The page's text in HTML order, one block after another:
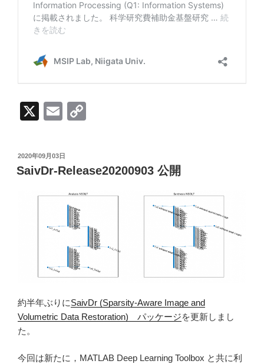
X
E
ail
y
k
投
稿
日:
2020年09月03日
SaivDr-Release20200903 公開
約半年ぶりにSaivDr (Sparsity-Aware Image and
Volumetric Data Restoration) パッケージを更新しまし
た。
今回は新たに，MATLAB Deep Learning Toolbox と共に利